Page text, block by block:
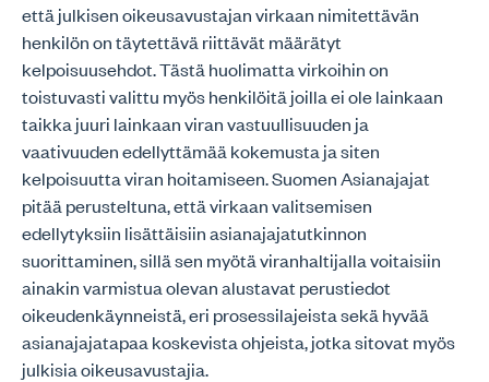
että julkisen oikeusavustajan virkaan nimitettävän
henkilön on täytettävä riittävät määrätyt
kelpoisuusehdot. Tästä huolimatta virkoihin on
toistuvasti valittu myös henkilöitä joilla ei ole lainkaan
taikka juuri lainkaan viran vastuullisuuden ja
vaativuuden edellyttämää kokemusta ja siten
kelpoisuutta viran hoitamiseen. Suomen Asianajajat
pitää perusteltuna, että virkaan valitsemisen
edellytyksiin lisättäisiin asianajajatutkinnon
suorittaminen, sillä sen myötä viranhaltijalla voitaisiin
ainakin varmistua olevan alustavat perustiedot
oikeudenkäynneistä, eri prosessilajeista sekä hyvää
asianajajatapaa koskevista ohjeista, jotka sitovat myös
julkisia oikeusavustajia.